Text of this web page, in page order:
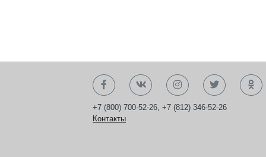
+7 (800) 700-52-26, +7 (812) 346-52-26
Контакты